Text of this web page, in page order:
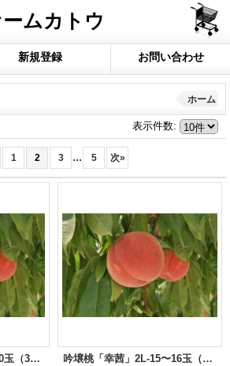
ムカトウ
新規登録 お問い合わせ
ホーム
表示件数:
1 2 3 ... 5 次»
吟壌桃「幸茜」2L-9〜10玉（3kg） 吟壌桃「幸茜」2L-15〜16玉（5kg）